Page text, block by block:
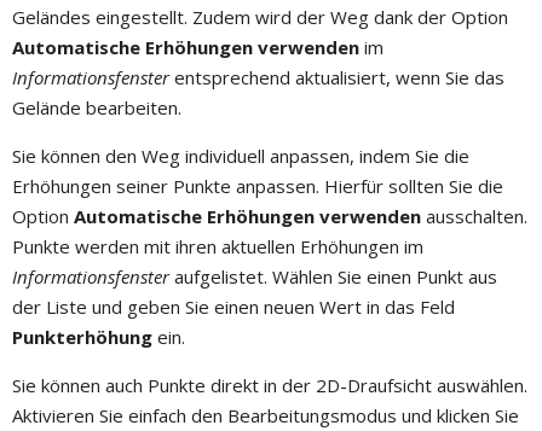
Geländes eingestellt. Zudem wird der Weg dank der Option
Automatische Erhöhungen verwenden im
Informationsfensterentsprechend aktualisiert, wenn Sie das
Gelände bearbeiten.
Sie können den Weg individuell anpassen, indem Sie die
Erhöhungen seiner Punkte anpassen. Hierfür sollten Sie die
Option Automatische Erhöhungen verwenden ausschalten.
Punkte werden mit ihren aktuellen Erhöhungen im
Informationsfensteraufgelistet. Wählen Sie einen Punkt aus
der Liste und geben Sie einen neuen Wert in das Feld
Punkterhöhung ein.
Sie können auch Punkte direkt in der 2D-Draufsicht auswählen.
Aktivieren Sie einfach den Bearbeitungsmodus und klicken Sie